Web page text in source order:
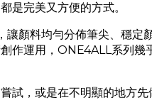
完美又方便的方式。
顏料均勻分佈筆尖、穩定
作運用，ONE4ALL系列幾
，或是在不明顯的地方先